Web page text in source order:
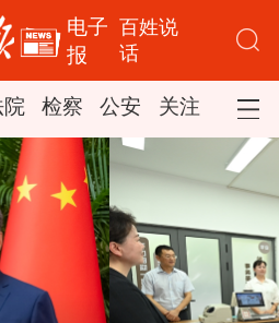
电子
报
百姓说
话
院 检察 公安 关注 司法